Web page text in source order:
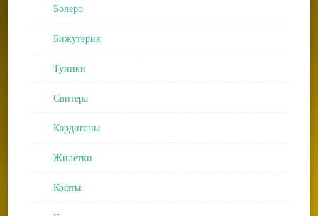
Болеро
Бижутерия
Туники
Свитера
Кардиганы
Жилетки
Кофты